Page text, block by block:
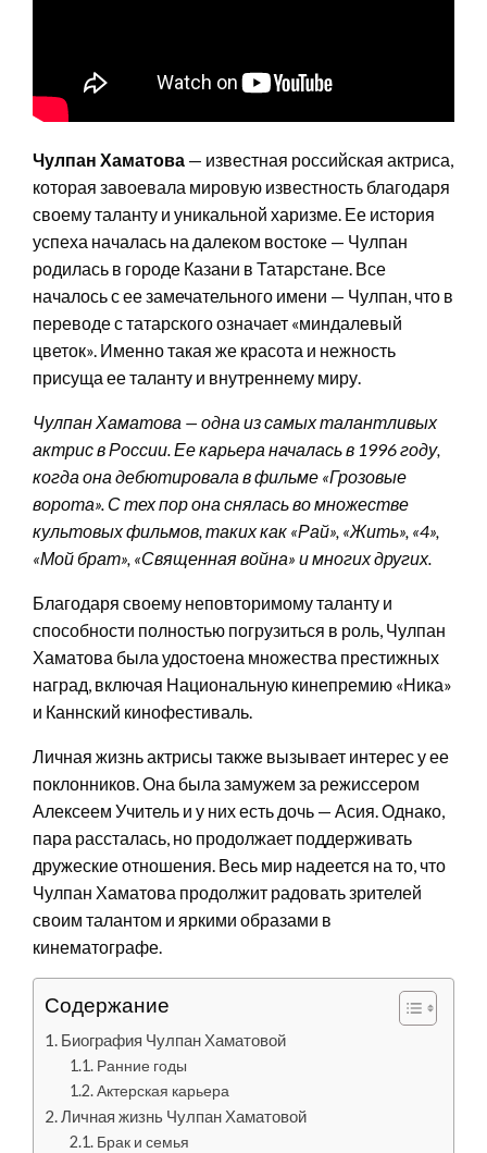
Чулпан Хаматова — известная российская актриса,
которая завоевала мировую известность благодаря
своему таланту и уникальной харизме. Ее история
успеха началась на далеком востоке — Чулпан
родилась в городе Казани в Татарстане. Все
началось с ее замечательного имени — Чулпан, что в
переводе с татарского означает «миндалевый
цветок». Именно такая же красота и нежность
присуща ее таланту и внутреннему миру.
Чулпан Хаматова — одна из самых талантливых
актрис в России. Ее карьера началась в 1996 году,
когда она дебютировала в фильме «Грозовые
ворота». С тех пор она снялась во множестве
культовых фильмов, таких как «Рай», «Жить», «4»,
«Мой брат», «Священная война» и многих других.
Благодаря своему неповторимому таланту и
способности полностью погрузиться в роль, Чулпан
Хаматова была удостоена множества престижных
наград, включая Национальную кинепремию «Ника»
и Каннский кинофестиваль.
Личная жизнь актрисы также вызывает интерес у ее
поклонников. Она была замужем за режиссером
Алексеем Учитель и у них есть дочь — Асия. Однако,
пара рассталась, но продолжает поддерживать
дружеские отношения. Весь мир надеется на то, что
Чулпан Хаматова продолжит радовать зрителей
своим талантом и яркими образами в
кинематографе.
Содержание
Биография Чулпан Хаматовой
Ранние годы
Актерская карьера
Личная жизнь Чулпан Хаматовой
Брак и семья